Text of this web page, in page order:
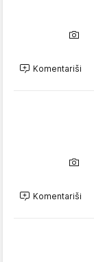
Komentariši
Komentariši